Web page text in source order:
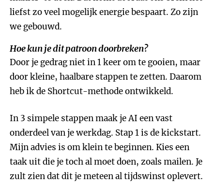
liefst zo veel mogelijk energie bespaart. Zo zijn
we gebouwd.
Hoe kun je dit patroon doorbreken?
Door je gedrag niet in 1 keer om te gooien, maar
door kleine, haalbare stappen te zetten. Daarom
heb ik de Shortcut-methode ontwikkeld.
In 3 simpele stappen maak je AI een vast
onderdeel van je werkdag. Stap 1 is de kickstart.
Mijn advies is om klein te beginnen. Kies een
taak uit die je toch al moet doen, zoals mailen. Je
zult zien dat dit je meteen al tijdswinst oplevert.